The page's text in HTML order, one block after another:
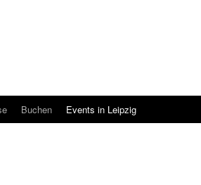
Buchen Events in Leipzig